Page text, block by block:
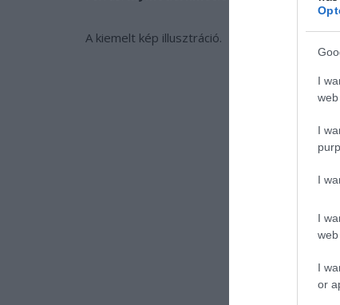
I
I
I
I
I
or
A kiemelt kép illusztráció.